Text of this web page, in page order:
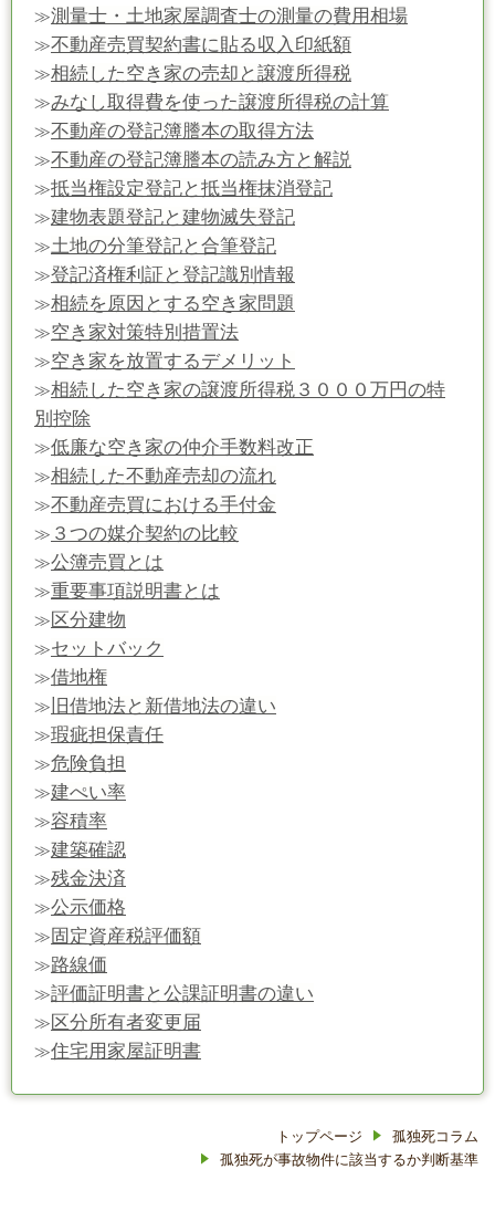
≫測量士・土地家屋調査士の測量の費用相場
≫不動産売買契約書に貼る収入印紙額
≫相続した空き家の売却と譲渡所得税
≫みなし取得費を使った譲渡所得税の計算
≫不動産の登記簿謄本の取得方法
≫不動産の登記簿謄本の読み方と解説
≫抵当権設定登記と抵当権抹消登記
≫建物表題登記と建物滅失登記
≫土地の分筆登記と合筆登記
≫登記済権利証と登記識別情報
≫相続を原因とする空き家問題
≫空き家対策特別措置法
≫空き家を放置するデメリット
≫相続した空き家の譲渡所得税３０００万円の特
別控除
≫低廉な空き家の仲介手数料改正
≫相続した不動産売却の流れ
≫不動産売買における手付金
≫ ３つの媒介契約の比較
≫公簿売買とは
≫重要事項説明書とは
≫区分建物
≫セットバック
≫借地権
≫ 旧借地法と新借地法の違い
≫瑕疵担保責任
≫危険負担
≫建ぺい率
≫容積率
≫建築確認
≫残金決済
≫公示価格
≫固定資産税評価額
≫路線価
≫評価証明書と公課証明書の違い
≫区分所有者変更届
≫住宅用家屋証明書
トップページ
孤独死コラム
孤独死が事故物件に該当するか判断基準